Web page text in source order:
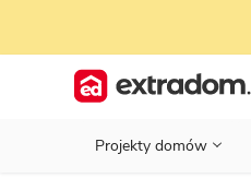
Projekty domów